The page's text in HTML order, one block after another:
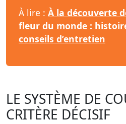
À lire : À la découverte
fleur du monde :
conseils d’entretien
LE SYSTÈME DE
CRITÈRE DÉCISIF